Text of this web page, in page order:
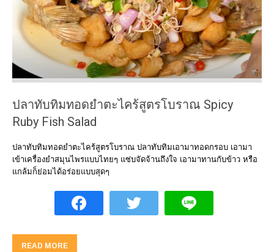
ปลาทับทิมทอดยำตะไคร้สูตรโบราณ Spicy
Ruby Fish Salad
ปลาทับทิมทอดยำตะไคร้สูตรโบราณ ปลาทับทิมเอามาทอดกรอบ เอามา
เข้าเครื่องยำสมุนไพรแบบไทยๆ แซ่บจัดจ้านถึงใจ เอามาทานกับข้าว หรือ
แกล้มก็ย่อมได้อร่อยแบบสุดๆ
READ MORE